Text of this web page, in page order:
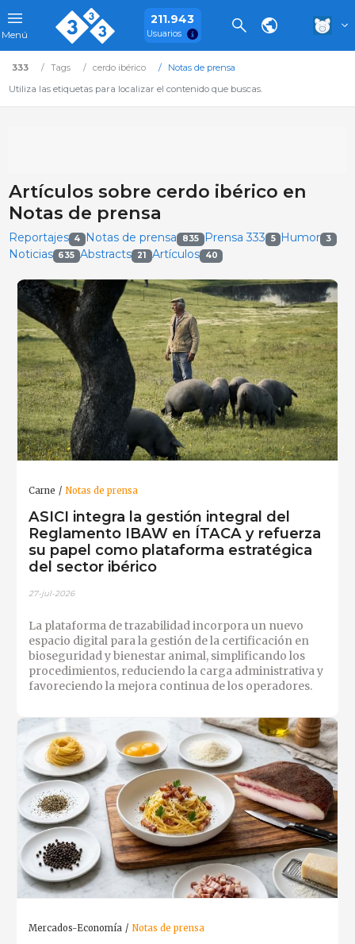
Menú
211.943
Usuarios
333 Tags cerdo ibérico
Notas de prensa
Utiliza las etiquetas para localizar el contenido que buscas.
Artículos sobre cerdo ibérico en
Notas de prensa
Reportajes 4 Notas de prensa 835 Prensa 333 5 Humor 3
Noticias 635 Abstracts 21 Artículos 40
Carne Notas de prensa
ASICI integra la gestión integral del
Reglamento IBAW en ÍTACA y refuerza
su papel como plataforma estratégica
del sector ibérico
27-jul-2026
La plataforma de trazabilidad incorpora un nuevo
espacio digital para la gestión de la certificación en
bioseguridad y bienestar animal, simplificando los
procedimientos, reduciendo la carga administrativa y
favoreciendo la mejora continua de los operadores.
Mercados-Economía Notas de prensa